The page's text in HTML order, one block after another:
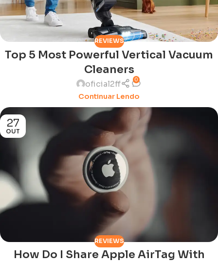
REVIEWS
Top 5 Most Powerful Vertical Vacuum
Cleaners
oficial2ff 0
Continuar Lendo
27
OUT
REVIEWS
How Do I Share Apple AirTag With